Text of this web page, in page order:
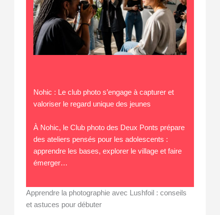
Nohic : Le club photo s’engage à capturer et
valoriser le regard unique des jeunes
À Nohic, le Club photo des Deux Ponts prépare
des ateliers pensés pour les adolescents :
apprendre les bases, explorer le village et faire
émerger…
Apprendre la photographie avec Lushfoil : conseils
et astuces pour débuter